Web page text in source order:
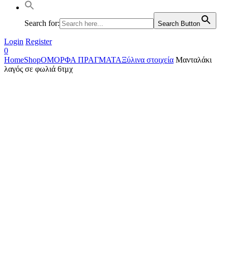
Search for: Search Button
Login Register
0
HomeShopΟΜΟΡΦΑ ΠΡΑΓΜΑΤΑΞύλινα στοιχεία Μανταλάκι
λαγός σε φωλιά 6τμχ